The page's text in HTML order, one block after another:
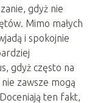
gdyż nie
Mimo małych
i spokojnie
gdyż często na
zawsze mogą
ten fakt,